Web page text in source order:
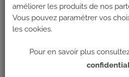
ADRESSE
148 Avenue Jean Jaurès
améliorer les produits de nos
Vous pouvez paramétrer vos
les cookies.
Pour en savoir plus